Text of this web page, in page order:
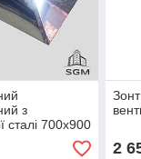
з
сталі 700х900
2